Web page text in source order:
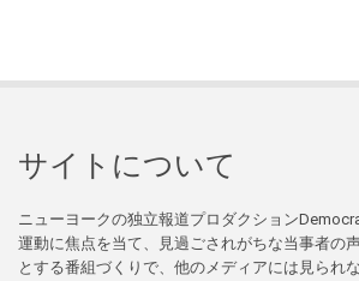
サイトについて
ニューヨークの独立報道プロダクション
運動に焦点を当て、見過ごされがちな当事者の
とする番組づくりで、他のメディアには見られ